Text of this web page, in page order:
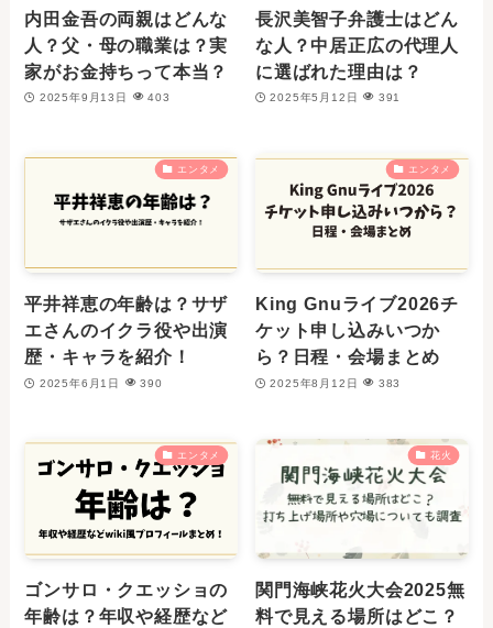
内田金吾の両親はどんな
人？父・母の職業は？実
家がお金持ちって本当？
2025年9月13日 403
長沢美智子弁護士はどん
な人？中居正広の代理人
に選ばれた理由は？
2025年5月12日 391
エンタメ
平井祥恵の年齢は？サザ
エさんのイクラ役や出演
歴・キャラを紹介！
2025年6月1日 390
エンタメ
King Gnuライブ2026チ
ケット申し込みいつか
ら？日程・会場まとめ
2025年8月12日 383
エンタメ
ゴンサロ・クエッショの
年齢は？年収や経歴など
花火
関門海峡花火大会2025無
料で見える場所はどこ？